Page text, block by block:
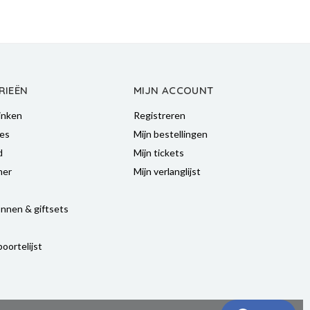
& giftsets
MIJN ACCOUNT
Registreren
Mijn bestellingen
Mijn tickets
Mijn verlanglijst